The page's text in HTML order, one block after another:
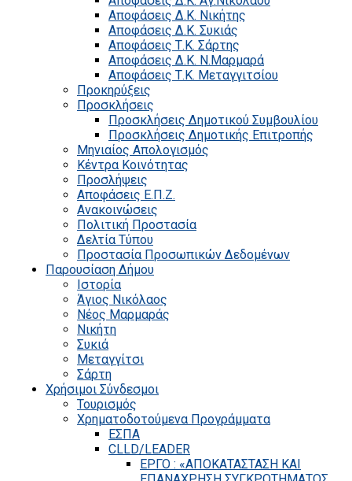
Αποφάσεις Δ.Κ. Νικήτης
Αποφάσεις Δ.Κ. Συκιάς
Αποφάσεις Τ.Κ. Σάρτης
Αποφάσεις Δ.Κ. Ν.Μαρμαρά
Αποφάσεις Τ.Κ. Μεταγγιτσίου
Προκηρύξεις
Προσκλήσεις
Προσκλήσεις Δημοτικού Συμβουλίου
Προσκλήσεις Δημοτικής Επιτροπής
Μηνιαίος Απολογισμός
Κέντρα Κοινότητας
Προσλήψεις
Αποφάσεις Ε.Π.Ζ.
Ανακοινώσεις
Πολιτική Προστασία
Δελτία Τύπου
Προστασία Προσωπικών Δεδομένων
Παρουσίαση Δήμου
Ιστορία
Άγιος Νικόλαος
Νέος Μαρμαράς
Νικήτη
Συκιά
Μεταγγίτσι
Σάρτη
Χρήσιμοι Σύνδεσμοι
Τουρισμός
Χρηματοδοτούμενα Προγράμματα
ΕΣΠΑ
CLLD/LEADER
ΕΡΓΟ : «ΑΠΟΚΑΤΑΣΤΑΣΗ ΚΑΙ